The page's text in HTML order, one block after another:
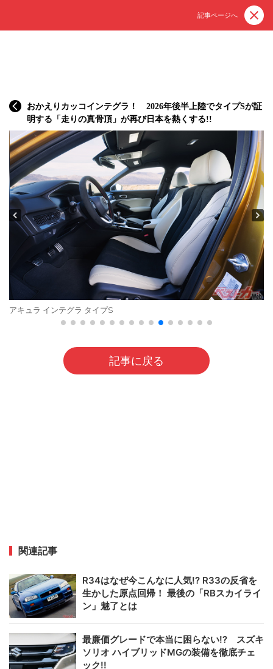
記事ページへ
おかえりカッコインテグラ！ 2026年後半上陸でタイプSが証
明する「走りの真骨頂」が再び日本を熱くする!!
アキュラ インテグラ タイプS
記事に戻る
関連記事
R34はなぜ今こんなに人気!? R33の反省を
生かした原点回帰！ 最後の「RBスカイライ
ン」魅了とは
最廉価グレードで本当に困らない!? スズキ
ソリオ ハイブリッドMGの装備を徹底チェ
ック!!